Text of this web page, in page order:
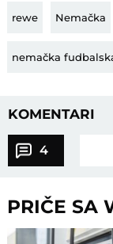
rewe Nemačka
nemačka
KOMENTARI
4
PRIČE SA